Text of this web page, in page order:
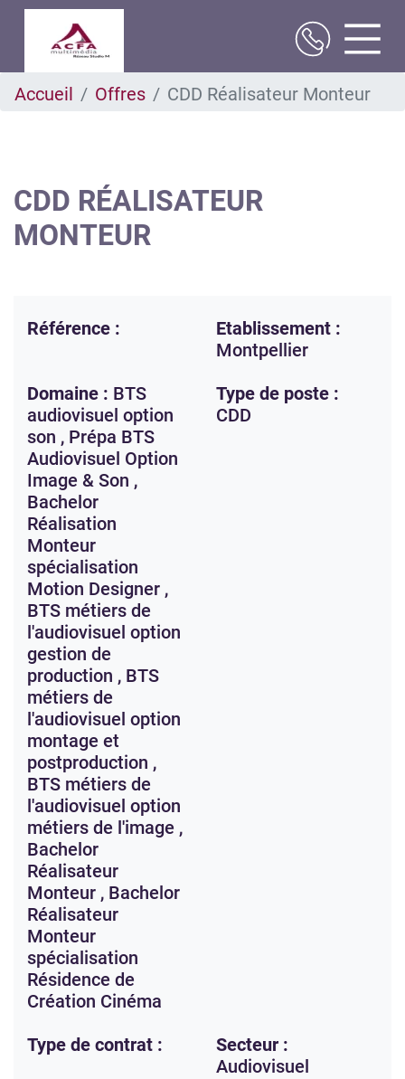
auAccueil Offres CDD Réalisateur Monteur
CDD RÉALISATEUR
MONTEUR
Référence :
Etablissement :
Montpellier
Domaine : BTS
audiovisuel option
son , Prépa BTS
Audiovisuel Option
Image & Son ,
Bachelor
Réalisation
Monteur
spécialisation
Motion Designer ,
BTS métiers de
l'audiovisuel option
gestion de
production , BTS
métiers de
l'audiovisuel option
montage et
postproduction ,
BTS métiers de
l'audiovisuel option
métiers de l'image ,
Bachelor
Réalisateur
Monteur , Bachelor
Réalisateur
Monteur
spécialisation
Résidence de
Création Cinéma
Type de poste :
CDD
Type de contrat :
Secteur :
Audiovisuel